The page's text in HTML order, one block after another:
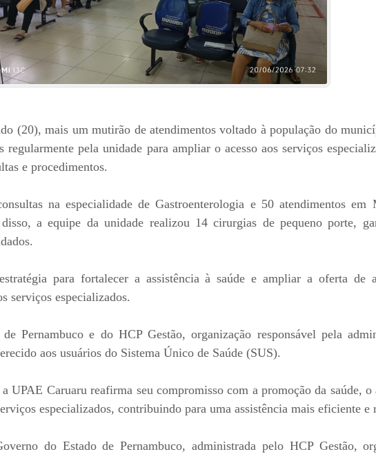
(20), mais um mutirão de atendimentos voltado à população do
pela unidade para ampliar o acesso aos serviços
e procedimentos.
na especialidade de Gastroenterologia e 50 atendimentos em
a equipe da unidade realizou 14 cirurgias de pequeno porte,
para fortalecer a assistência à saúde e ampliar a oferta de
serviços especializados.
Pernambuco e do HCP Gestão, organização responsável pela
aos usuários do Sistema Único de Saúde (SUS).
UPAE Caruaru reafirma seu compromisso com a promoção da saúde,
especializados, contribuindo para uma assistência mais eficiente e
do Estado de Pernambuco, administrada pelo HCP Gestão,